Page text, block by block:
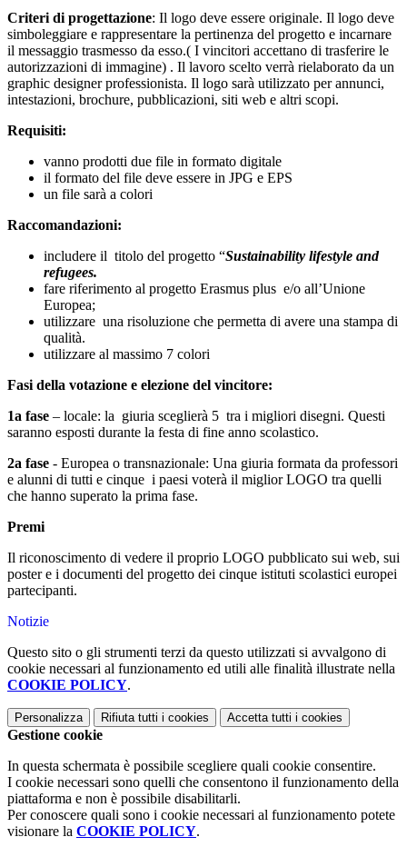
Criteri di progettazione: Il logo deve essere originale. Il logo deve
simboleggiare e rappresentare la pertinenza del progetto e incarnare
il messaggio trasmesso da esso.( I vincitori accettano di trasferire le
autorizzazioni di immagine) . Il lavoro scelto verrà rielaborato da un
graphic designer professionista. Il logo sarà utilizzato per annunci,
intestazioni, brochure, pubblicazioni, siti web e altri scopi.
Requisiti:
vanno prodotti due file in formato digitale
il formato del file deve essere in JPG e EPS
un file sarà a colori
Raccomandazioni:
includere il titolo del progetto “Sustainability lifestyle and
refugees.
fare riferimento al progetto Erasmus plus e/o all’Unione
Europea;
utilizzare una risoluzione che permetta di avere una stampa di
qualità.
utilizzare al massimo 7 colori
Fasi della votazione e elezione del vincitore:
1a fase – locale: la giuria sceglierà 5 tra i migliori disegni. Questi
saranno esposti durante la festa di fine anno scolastico.
2a fase - Europea o transnazionale: Una giuria formata da professori
e alunni di tutti e cinque i paesi voterà il miglior LOGO tra quelli
che hanno superato la prima fase.
Premi
Il riconoscimento di vedere il proprio LOGO pubblicato sui web, sui
poster e i documenti del progetto dei cinque istituti scolastici europei
partecipanti.
Notizie
Questo sito o gli strumenti terzi da questo utilizzati si avvalgono di
cookie necessari al funzionamento ed utili alle finalità illustrate nella
COOKIE POLICY.
Personalizza Rifiuta tutti i cookies Accetta tutti i cookies
Gestione cookie
In questa schermata è possibile scegliere quali cookie consentire.
I cookie necessari sono quelli che consentono il funzionamento della
piattaforma e non è possibile disabilitarli.
Per conoscere quali sono i cookie necessari al funzionamento potete
visionare la COOKIE POLICY.